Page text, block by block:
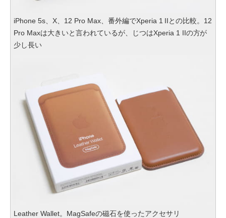
iPhone 5s、X、12 Pro Max、番外編でXperia 1 IIとの比較。12
Pro Maxは大きいと言われているが、じつはXperia 1 IIの方が
少し長い
Leather Wallet。MagSafeの磁石を使ったアクセサリ